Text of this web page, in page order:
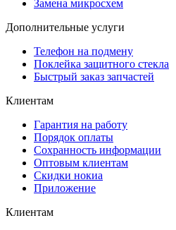
Замена микросхем
Дополнительные услуги
Телефон на подмену
Поклейка защитного стекла
Быстрый заказ запчастей
Клиентам
Гарантия на работу
Порядок оплаты
Сохранность информации
Оптовым клиентам
Скидки нокиа
Приложение
Клиентам